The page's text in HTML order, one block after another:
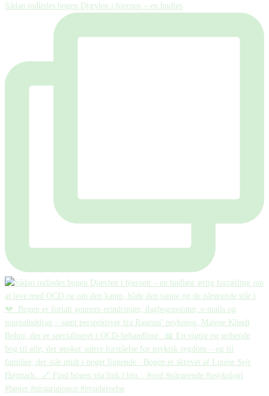
Sådan indledes bogen Djævlen i hjernen – en hudløs